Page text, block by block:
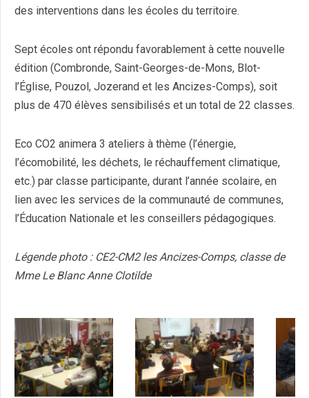
des interventions dans les écoles du territoire.
Sept écoles ont répondu favorablement à cette nouvelle
édition (Combronde, Saint-Georges-de-Mons, Blot-
l’Église, Pouzol, Jozerand et les Ancizes-Comps), soit
plus de 470 élèves sensibilisés et un total de 22 classes.
Eco CO2 animera 3 ateliers à thème (l’énergie,
l’écomobilité, les déchets, le réchauffement climatique,
etc.) par classe participante, durant l’année scolaire, en
lien avec les services de la communauté de communes,
l’Éducation Nationale et les conseillers pédagogiques.
Légende photo : CE2-CM2 les Ancizes-Comps, classe de
Mme Le Blanc Anne Clotilde